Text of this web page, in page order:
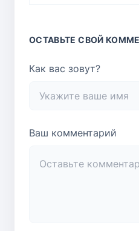
ОСТАВЬТЕ СВОЙ
Как вас зовут?
Ваш комментарий